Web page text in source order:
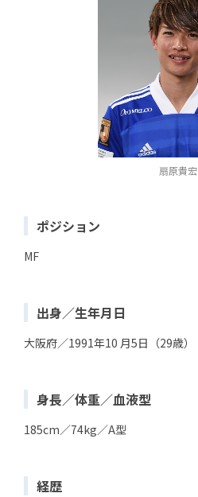
扇原貴宏
ポジション
MF
出身／生年月日
大阪府／1991年10 月5日（29歳）
身長／体重／血液型
185cm／74kg／A型
経歴